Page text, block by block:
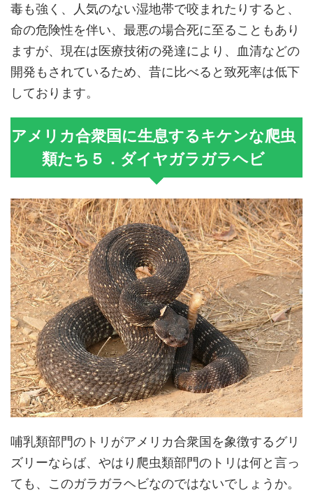
毒も強く、人気のない湿地帯で咬まれたりすると、
命の危険性を伴い、最悪の場合死に至ることもあり
ますが、現在は医療技術の発達により、血清などの
開発もされているため、昔に比べると致死率は低下
しております。
アメリカ合衆国に生息するキケンな爬虫
類たち５．ダイヤガラガラヘビ
哺乳類部門のトリがアメリカ合衆国を象徴するグリ
ズリーならば、やはり爬虫類部門のトリは何と言っ
ても、このガラガラヘビなのではないでしょうか。